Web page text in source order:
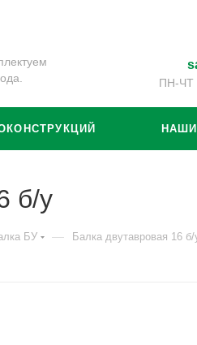
ПН-ЧТ
б/у
БУ — Балка двутавровая 16 б/